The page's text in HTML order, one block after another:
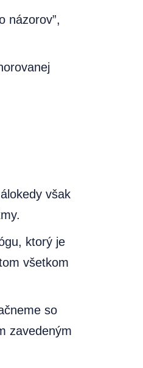
názorov”,
však
ktorý je
všetkom
so
zavedeným